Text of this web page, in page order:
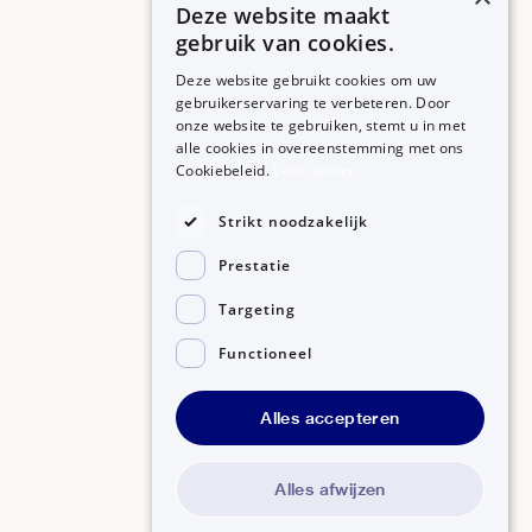
OVER BIJSLUITERPLUS
Bronnen
Contact
Gedragscode GSR Privacyverklaring
Deze website maakt
gebruik van cookies.
Deze website gebruikt cookies om uw
gebruikerservaring te verbeteren. Door
onze website te gebruiken, stemt u in met
alle cookies in overeenstemming met ons
Cookiebeleid.
Strikt noodzakelijk
Prestatie
Targeting
Functioneel
Alles accepteren
Alles afwijzen